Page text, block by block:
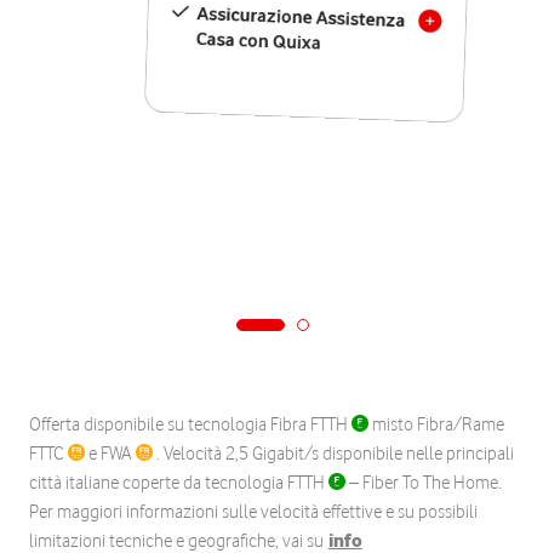
Assicurazione Assistenza
Casa con Quixa
Offerta disponibile su tecnologia Fibra FTTH
misto Fibra/Rame
FTTC
e FWA
. Velocità 2,5 Gigabit/s disponibile nelle principali
città italiane coperte da tecnologia FTTH
– Fiber To The Home.
Per maggiori informazioni sulle velocità effettive e su possibili
limitazioni tecniche e geografiche, vai su info